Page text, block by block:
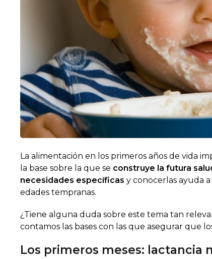
La alimentación en los primeros años de vida
la base sobre la que se construye la futura
necesidades específicas y conocerlas ayuda
edades tempranas.
¿Tiene alguna duda sobre este tema tan
contamos las bases con las que asegurar que
Los primeros meses: lactancia